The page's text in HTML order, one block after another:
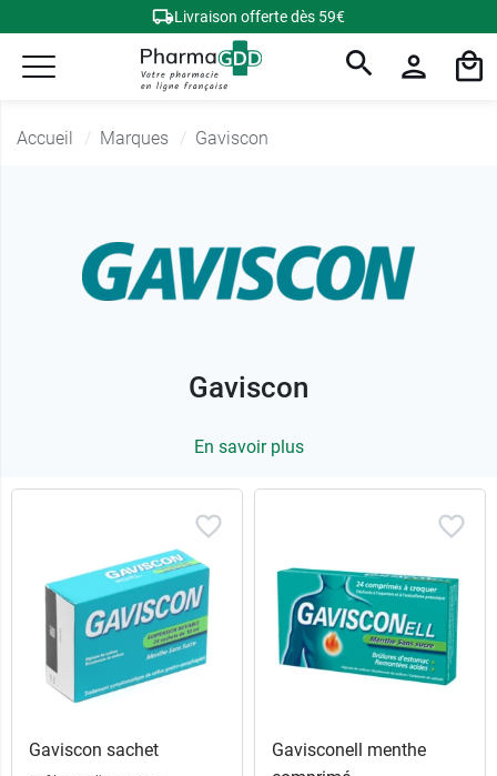
Livraison offerte dès 59€
Accueil Marques Gaviscon
Gaviscon
En savoir plus
Gaviscon sachet
Gavisconell menthe